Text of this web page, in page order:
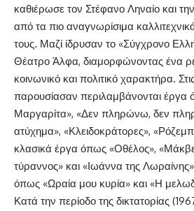
καθιέρωσε τον Στέφανο Ληναίο και
από τα πιο αναγνωρίσιμα
τους. Μαζί ίδρυσαν το «Σύγχρονο
Θέατρο Άλφα, διαμορφώνοντας ένα
κοινωνικό και πολιτικό χαρακτήρα.
παρουσίασαν περιλαμβάνονται έργα
Μαργαρίτα», «Δεν πληρώνω, δεν
ατύχημα», «Κλειδοκράτορες»,
κλασικά έργα όπως «Οθέλος»,
τύραννος» και «Ιωάννα της
όπως «Ωραία μου κυρία» και «Η
Κατά την περίοδο της δικτατορίας